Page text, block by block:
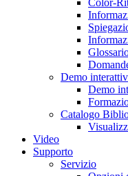
Color-
Demo
Demo
Catalogo
Video
Supporto
Servizio